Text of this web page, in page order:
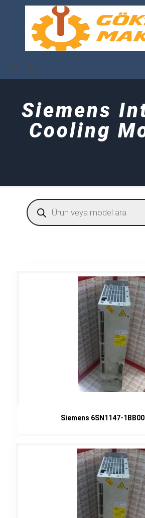
Siemens
Cooling
Products
search
Siemens 6SN1147-